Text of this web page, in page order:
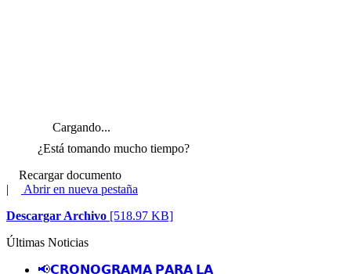
Cargando...
¿Está tomando mucho tiempo?
Recargar documento
|
Abrir en nueva pestaña
Descargar Archivo [518.97 KB]
Últimas Noticias
📢𝗖𝗥𝗢𝗡𝗢𝗚𝗥𝗔𝗠𝗔 𝗣𝗔𝗥𝗔 𝗟𝗔